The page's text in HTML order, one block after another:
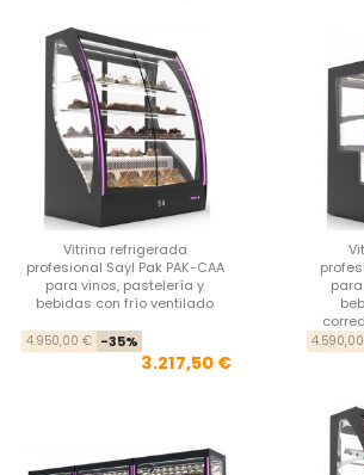
Vitrina refrigerada
profesional Sayl Pak PAK-CAA
para vinos, pastelería y
bebidas con frío ventilado
Precio base
4.950,00 € -35%
3.217,50 €